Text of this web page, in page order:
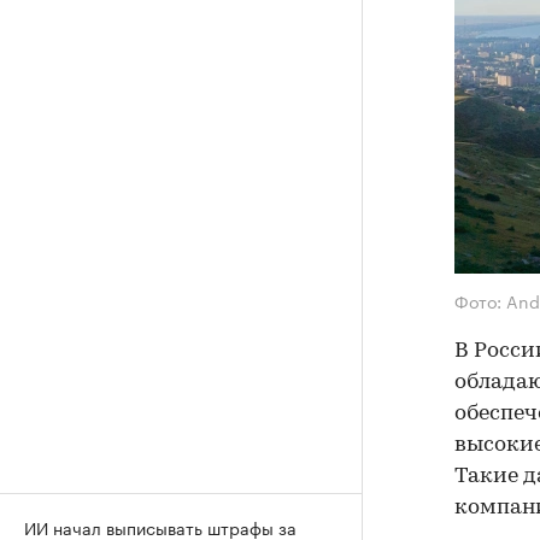
Фото:
В
Такие
ИИ начал выписывать штрафы за